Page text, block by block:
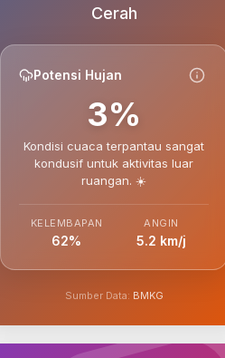
Cerah
Potensi Hujan
3%
Kondisi cuaca terpantau sangat
kondusif untuk aktivitas luar
ruangan. ☀️
KELEMBAPAN
62%
ANGIN
5.2 km/j
Sumber Data: BMKG